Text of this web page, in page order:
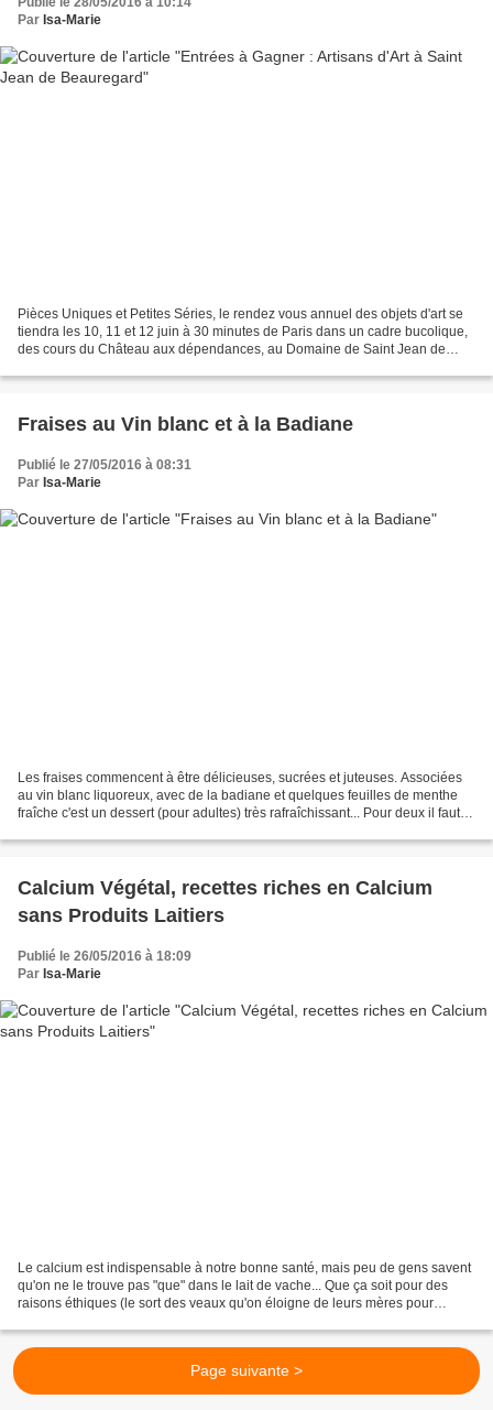
Par Isa-Marie
Pièces Uniques et Petites Séries, le rendez vous annuel des objets d'art se
tiendra les 10, 11 et 12 juin à 30 minutes de Paris dans un cadre bucolique,
des cours du Château aux dépendances, au Domaine de Saint Jean de
Fraises au Vin blanc et à la Badiane
Publié le 27/05/2016 à 08:31
Par Isa-Marie
Les fraises commencent à être délicieuses, sucrées et juteuses. Associées
au vin blanc liquoreux, avec de la badiane et quelques feuilles de menthe
fraîche c'est un dessert (pour adultes) très rafraîchissant... Pour deux il faut :
Calcium Végétal, recettes riches en Calcium
sans Produits Laitiers
Publié le 26/05/2016 à 18:09
Par Isa-Marie
Le calcium est indispensable à notre bonne santé, mais peu de gens savent
qu'on ne le trouve pas "que" dans le lait de vache... Que ça soit pour des
raisons éthiques (le sort des veaux qu'on éloigne de leurs mères pour
Page suivante >